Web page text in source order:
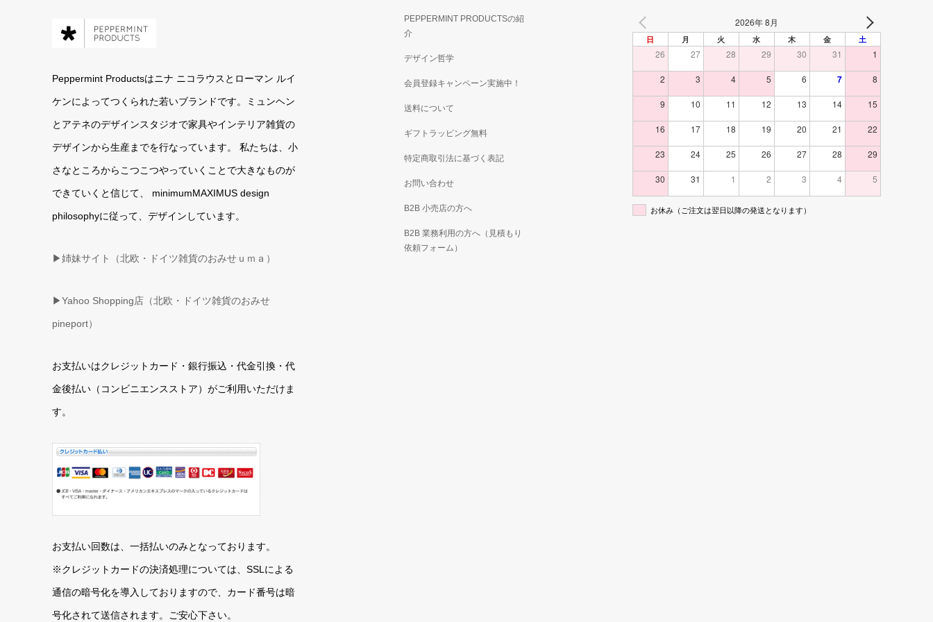
Peppermint Productsはニナ ニコラウスとローマン ルイ
ケンによってつくられた若いブランドです。ミュンヘン
とアテネのデザインスタジオで家具やインテリア雑貨の
デザインから生産までを行なっています。 私たちは、小
さなところからこつこつやっていくことで大きなものが
できていくと信じて、 minimumMAXIMUS design
philosophyに従って、デザインしています。
▶姉妹サイト（北欧・ドイツ雑貨のおみせｕｍａ）
▶Yahoo Shopping店（北欧・ドイツ雑貨のおみせ
pineport）
お支払いはクレジットカード・銀行振込・代金引換・代
金後払い（コンビニエンスストア）がご利用いただけま
す。
お支払い回数は、一括払いのみとなっております。
※クレジットカードの決済処理については、SSLによる
通信の暗号化を導入しておりますので、カード番号は暗
号化されて送信されます。ご安心下さい。
PEPPERMINT PRODUCTSの紹
介
デザイン哲学
会員登録キャンペーン実施中！
送料について
ギフトラッピング無料
特定商取引法に基づく表記
お問い合わせ
B2B 小売店の方へ
B2B 業務利用の方へ（見積もり
依頼フォーム）
2026年 8月
日 月 火 水 木 金 土
26 27 28 29 30 31 1
2 3 4 5 6 7 8
9 10 11 12 13 14 15
16 17 18 19 20 21 22
23 24 25 26 27 28 29
30 31 1 2 3 4 5
お休み（ご注文は翌日以降の発送となります）